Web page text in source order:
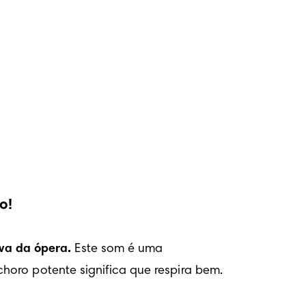
da ópera. Este som é uma
potente significa que respira bem.